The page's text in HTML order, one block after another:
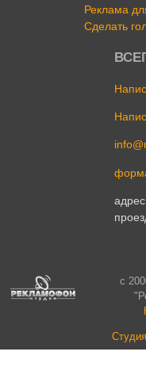
Реклама
Сделать
c